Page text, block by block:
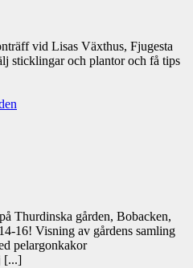
vid Lisas Växthus, Fjugesta
sticklingar och plantor och få tips
Thurdinska gården, Bobacken,
16! Visning av gårdens samling
pelargonkakor
[...]